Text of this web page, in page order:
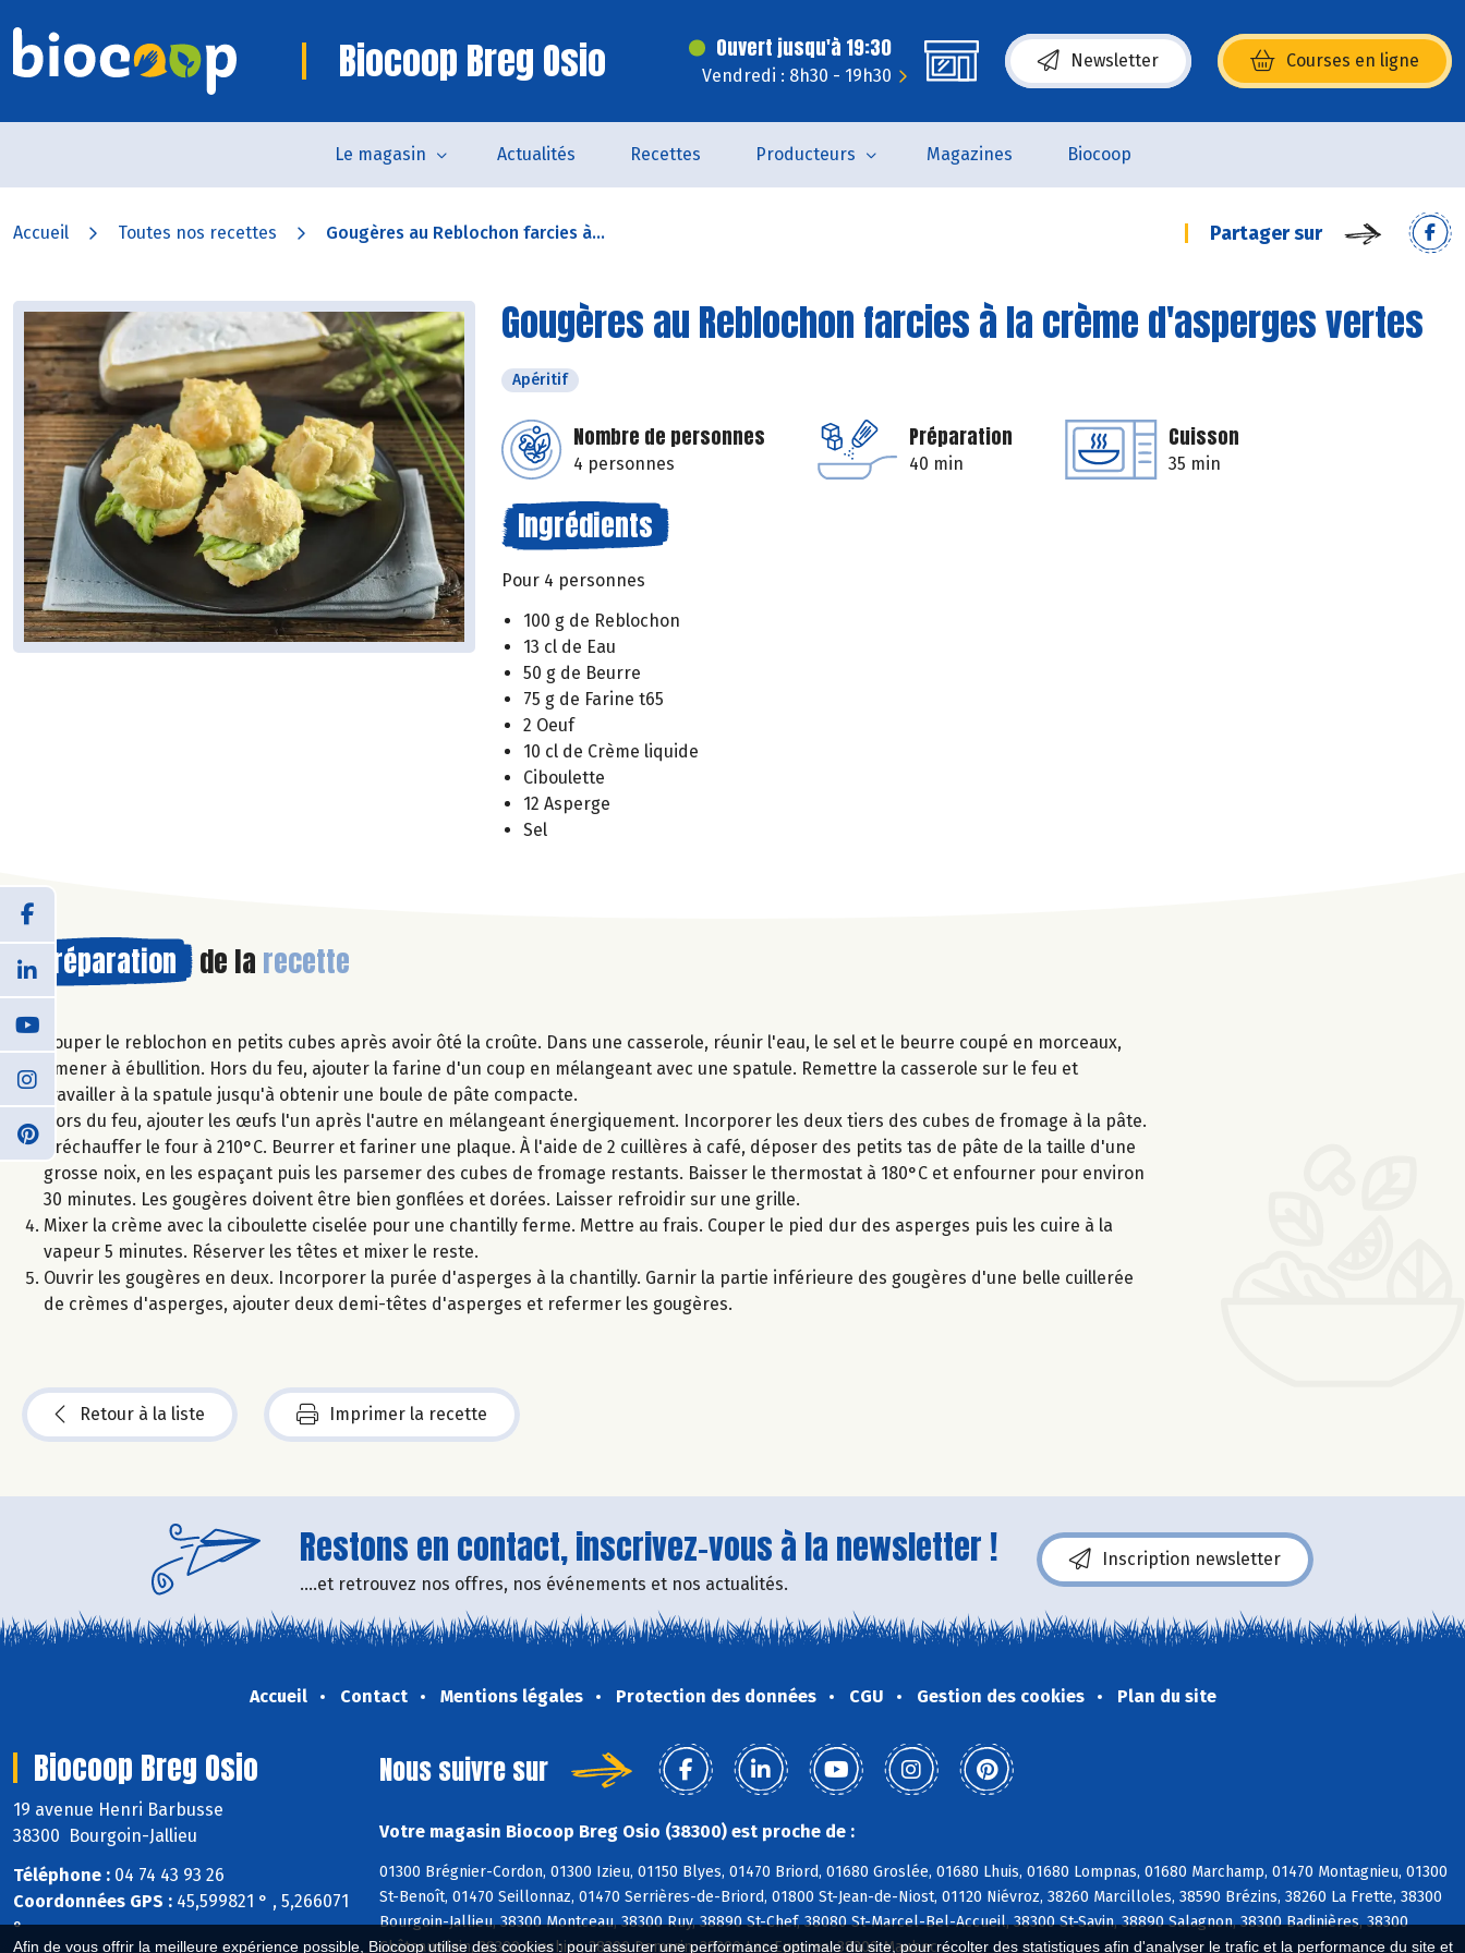
Afin de vous offrir la meilleure expérience possible, Biocoop utilise des cookies : pour assurer une performance optimale du site, pour récolter des statistiques afin d'analyser le trafic et la performance du site et
Biocoop Breg Osio Ouvert jusqu'à 19:30
Vendredi : 8h30 - 19h30
Newsletter Courses en ligne
(s’ouvre dans une nouvelle fenêtre)
Le magasin Actualités Recettes Producteurs Magazines Biocoop
Accueil Toutes nos recettes Gougères au Reblochon farcies à... Partager sur
Gougères au Reblochon farcies à la crème d'asperges vertes
Apéritif
Nombre de personnes
4 personnes
Préparation
40 min
Cuisson
35 min
Ingrédients
Pour 4 personnes
100 g de Reblochon
13 cl de Eau
50 g de Beurre
75 g de Farine t65
2 Oeuf
10 cl de Crème liquide
Ciboulette
12 Asperge
Sel
Préparation de la recette
Couper le reblochon en petits cubes après avoir ôté la croûte. Dans une casserole, réunir l'eau, le sel et le beurre coupé en morceaux,
amener à ébullition. Hors du feu, ajouter la farine d'un coup en mélangeant avec une spatule. Remettre la casserole sur le feu et
travailler à la spatule jusqu'à obtenir une boule de pâte compacte.
Hors du feu, ajouter les œufs l'un après l'autre en mélangeant énergiquement. Incorporer les deux tiers des cubes de fromage à la pâte.
Préchauffer le four à 210°C. Beurrer et fariner une plaque. À l'aide de 2 cuillères à café, déposer des petits tas de pâte de la taille d'une
grosse noix, en les espaçant puis les parsemer des cubes de fromage restants. Baisser le thermostat à 180°C et enfourner pour environ
30 minutes. Les gougères doivent être bien gonflées et dorées. Laisser refroidir sur une grille.
Mixer la crème avec la ciboulette ciselée pour une chantilly ferme. Mettre au frais. Couper le pied dur des asperges puis les cuire à la
vapeur 5 minutes. Réserver les têtes et mixer le reste.
Ouvrir les gougères en deux. Incorporer la purée d'asperges à la chantilly. Garnir la partie inférieure des gougères d'une belle cuillerée
de crèmes d'asperges, ajouter deux demi-têtes d'asperges et refermer les gougères.
Retour à la liste Imprimer la recette
Restons en contact, inscrivez-vous à la newsletter !
....et retrouvez nos offres, nos événements et nos actualités.
Inscription newsletter
Accueil Contact Mentions légales Protection des données CGU Gestion des cookies Plan du site
Biocoop Breg Osio
19 avenue Henri Barbusse
38300 Bourgoin-Jallieu
Téléphone : 04 74 43 93 26
Coordonnées GPS : 45,599821 ° , 5,266071
°
Nous suivre sur
Votre magasin Biocoop Breg Osio (38300) est proche de :
01300 Brégnier-Cordon, 01300 Izieu, 01150 Blyes, 01470 Briord, 01680 Groslée, 01680 Lhuis, 01680 Lompnas, 01680 Marchamp, 01470 Montagnieu, 01300
St-Benoît, 01470 Seillonnaz, 01470 Serrières-de-Briord, 01800 St-Jean-de-Niost, 01120 Niévroz, 38260 Marcilloles, 38590 Brézins, 38260 La Frette, 38300
Bourgoin-Jallieu, 38300 Montceau, 38300 Ruy, 38890 St-Chef, 38080 St-Marcel-Bel-Accueil, 38300 St-Savin, 38890 Salagnon, 38300 Badinières, 38300
Châteauvilain, 38300 Crachier, 38300 Domarin, 38300 Les Eparres, 38300 Maubec